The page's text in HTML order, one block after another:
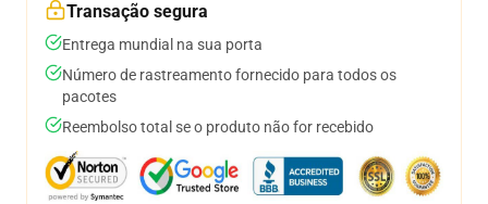
Transação segura
Entrega mundial na sua porta
Número de rastreamento fornecido para todos os
pacotes
Reembolso total se o produto não for recebido